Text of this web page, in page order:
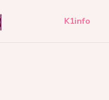
K1info